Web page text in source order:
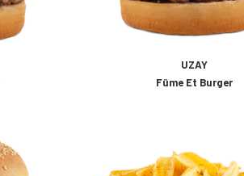
UZAY
Füme Et Burger